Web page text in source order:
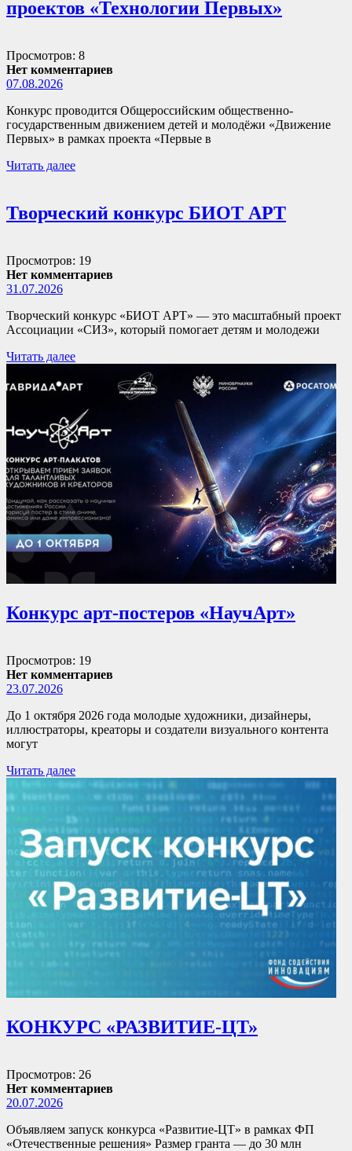
проектов «Технологии Первых»
Просмотров: 8
Нет комментариев
07.08.2026
Конкурс проводится Общероссийским общественно-
государственным движением детей и молодёжи «Движение
Первых» в рамках проекта «Первые в
Читать далее
Творческий конкурс БИОТ АРТ
Просмотров: 19
Нет комментариев
31.07.2026
Творческий конкурс «БИОТ АРТ» — это масштабный проект
Ассоциации «СИЗ», который помогает детям и молодежи
Читать далее
Конкурс арт-постеров «НаучАрт»
Просмотров: 19
Нет комментариев
23.07.2026
До 1 октября 2026 года молодые художники, дизайнеры,
иллюстраторы, креаторы и создатели визуального контента
могут
Читать далее
КОНКУРС «РАЗВИТИЕ-ЦТ»
Просмотров: 26
Нет комментариев
20.07.2026
Объявляем запуск конкурса «Развитие-ЦТ» в рамках ФП
«Отечественные решения» Размер гранта — до 30 млн